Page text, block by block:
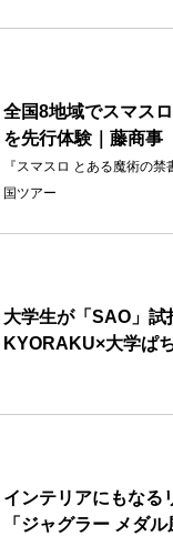
全国8地域でスマス
を先行体験｜藤商事
『スマスロ とある魔術の
国ツアー
大学生が「SAO」試
KYORAKU×大学ぱ
インテリアにもなる
「ジャグラー メダル